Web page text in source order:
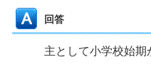
回答
主として小学校始
・時間：